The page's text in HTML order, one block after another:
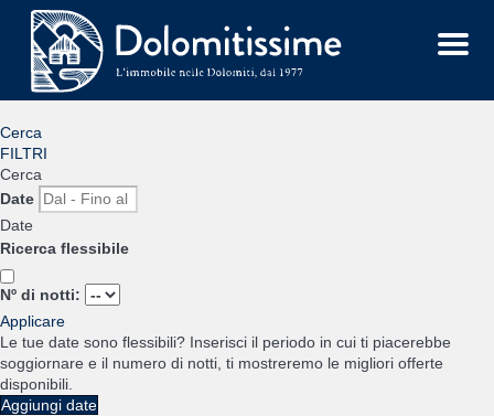
Menu
Cerca
FILTRI
Cerca
Date
Date
Ricerca flessibile
Nº di notti:
Applicare
Le tue date sono flessibili? Inserisci il periodo in cui ti piacerebbe
soggiornare e il numero di notti, ti mostreremo le migliori offerte
disponibili.
Aggiungi date